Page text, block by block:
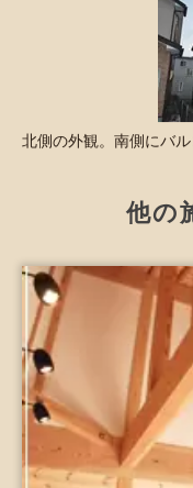
北側の外観。南側にバル
他の